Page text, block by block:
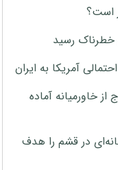
رسید
آمریکا به ایران
خاورمیانه آماده
آمریکا خانه‌ای در قشم را هدف